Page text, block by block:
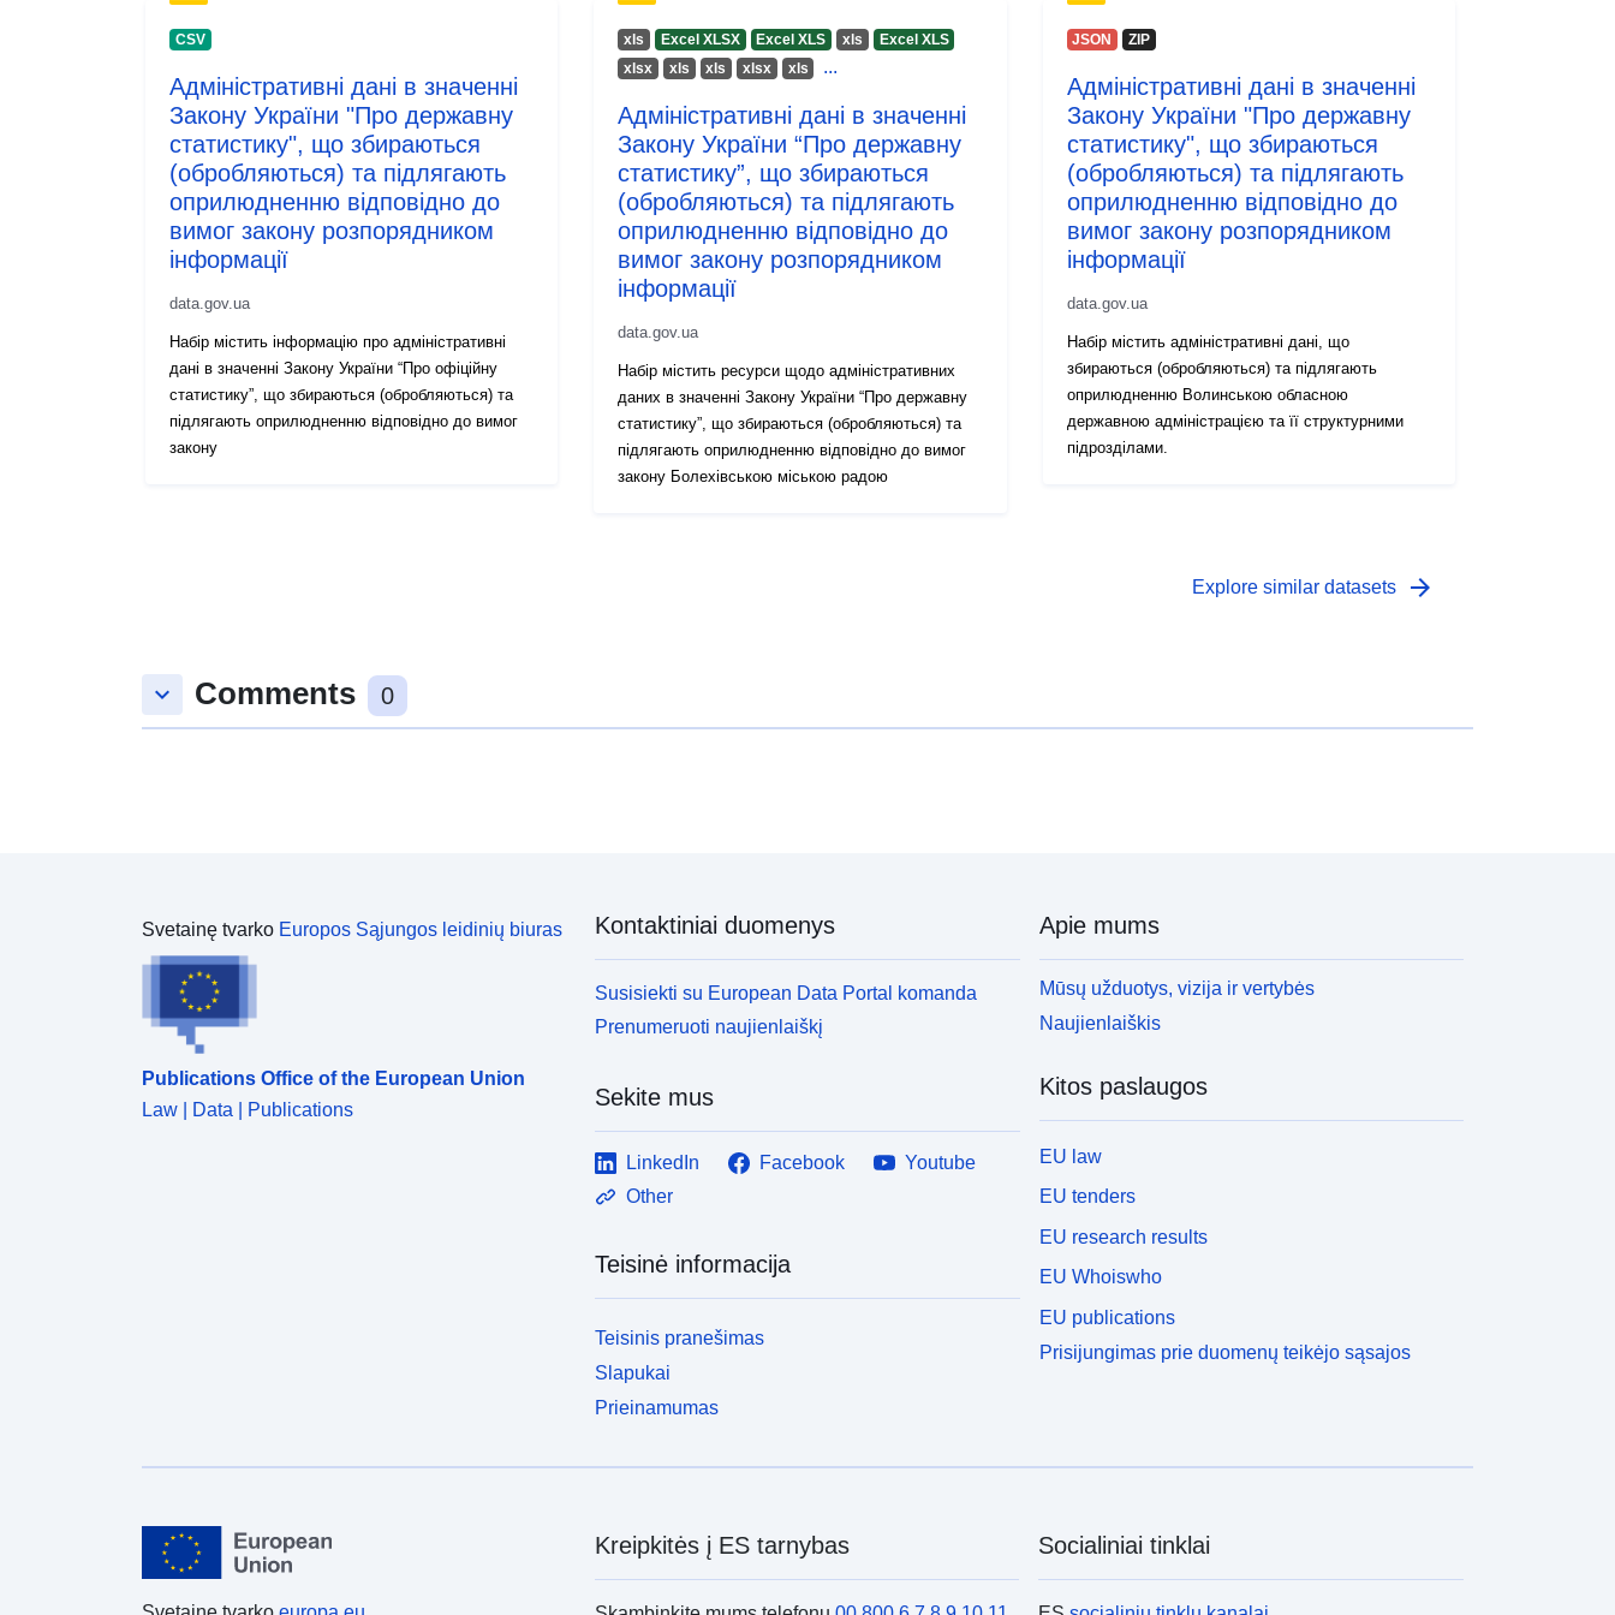
CSV
Адміністративні дані в значенні
Закону України "Про державну
статистику", що збираються
(обробляються) та підлягають
оприлюдненню відповідно до
вимог закону розпорядником
інформації
data.gov.ua
Набір містить інформацію про адміністративні
дані в значенні Закону України “Про офіційну
статистику”, що збираються (обробляються) та
підлягають оприлюдненню відповідно до вимог
закону
хls Excel XLSX Excel XLS хls
Excel XLS
хlsx
хls хls хlsx хls ...
Адміністративні дані в значенні
Закону України “Про державну
статистику”, що збираються
(обробляються) та підлягають
оприлюдненню відповідно до
вимог закону розпорядником
інформації
data.gov.ua
Набір містить ресурси щодо адміністративних
даних в значенні Закону України “Про державну
статистику”, що збираються (обробляються) та
підлягають оприлюдненню відповідно до вимог
закону Болехівською міською радою
JSON ZIP
Адміністративні дані в значенні
Закону України "Про державну
статистику", що збираються
(обробляються) та підлягають
оприлюдненню відповідно до
вимог закону розпорядником
інформації
data.gov.ua
Набір містить адміністративні дані, що
збираються (обробляються) та підлягають
оприлюдненню Волинською обласною
державною адміністрацією та її структурними
підрозділами.
Explore similar datasets arrow_forward
keyboard_arrow_down Comments 0
Svetainę tvarko Europos Sąjungos leidinių biuras
Publications Office of the European Union
Law | Data | Publications
Kontaktiniai duomenys
Susisiekti su European Data Portal komanda
Prenumeruoti naujienlaiškį
Sekite mus
LinkedIn Facebook
Youtube
Other
Teisinė informacija
Teisinis pranešimas
Slapukai
Prieinamumas
Apie mums
Mūsų užduotys, vizija ir vertybės
Naujienlaiškis
Kitos paslaugos
EU law
EU tenders
EU research results
EU Whoiswho
EU publications
Prisijungimas prie duomenų teikėjo sąsajos
Kreipkitės į ES tarnybas Socialiniai tinklai